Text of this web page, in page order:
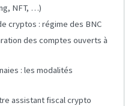
NFT, …)
cryptos : régime des BNC
des comptes ouverts à
: les modalités
assistant fiscal crypto